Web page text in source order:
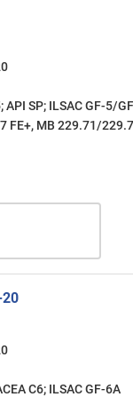
API SP; ILSAC GF-5/
FE+, MB 229.71/
20
C6; ILSAC GF-6A